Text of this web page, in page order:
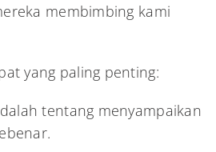
membimbing kami
yang paling penting:
tentang menyampaikan